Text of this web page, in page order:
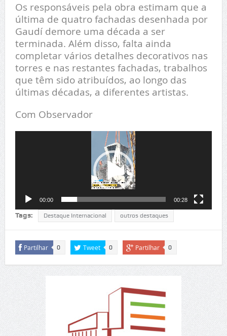
Os responsáveis pela obra estimam que a
última de quatro fachadas desenhada por
Gaudí demore uma década a ser
terminada. Além disso, falta ainda
completar vários detalhes decorativos nas
torres e nas restantes fachadas, trabalhos
que têm sido atribuídos, ao longo das
últimas décadas, a diferentes artistas.
Com Observador
00:00 00:28
Tags: Destaque Internacional outros destaques
Partilhar 0 Tweet 0 Partilhar 0